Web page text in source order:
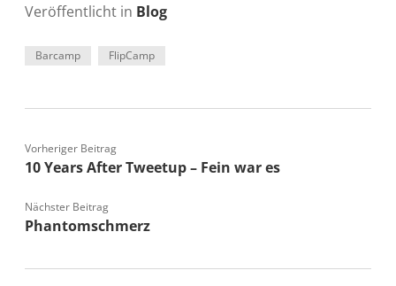
Veröffentlicht in Blog
Barcamp FlipCamp
Vorheriger Beitrag
10 Years After Tweetup – Fein war es
Nächster Beitrag
Phantomschmerz